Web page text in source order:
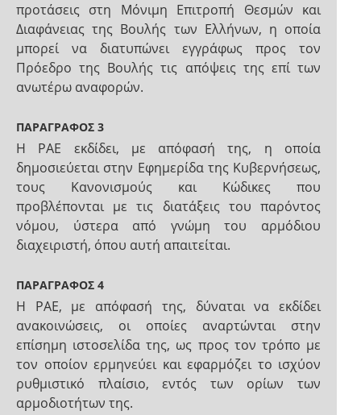
προτάσεις στη Μόνιμη Επιτροπή Θεσμών και
Διαφάνειας της Βουλής των Ελλήνων, η οποία
μπορεί να διατυπώνει εγγράφως προς τον
Πρόεδρο της Βουλής τις απόψεις της επί των
ανωτέρω αναφορών.
ΠΑΡΑΓΡΑΦΟΣ 3
Η ΡΑΕ εκδίδει, με απόφασή της, η οποία
δημοσιεύεται στην Εφημερίδα της Κυβερνήσεως,
τους Κανονισμούς και Κώδικες που
προβλέπονται με τις διατάξεις του παρόντος
νόμου, ύστερα από γνώμη του αρμόδιου
διαχειριστή, όπου αυτή απαιτείται.
ΠΑΡΑΓΡΑΦΟΣ 4
Η ΡΑΕ, με απόφασή της, δύναται να εκδίδει
ανακοινώσεις, οι οποίες αναρτώνται στην
επίσημη ιστοσελίδα της, ως προς τον τρόπο με
τον οποίον ερμηνεύει και εφαρμόζει το ισχύον
ρυθμιστικό πλαίσιο, εντός των ορίων των
αρμοδιοτήτων της.